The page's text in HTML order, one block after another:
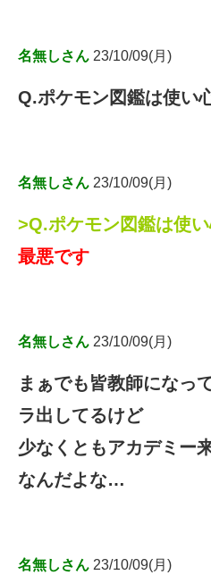
名無しさん 23/10/09(月)
Q.ポケモン図鑑は使い
名無しさん 23/10/09(月)
>Q.ポケモン図鑑は使
最悪です
名無しさん 23/10/09(月)
まぁでも皆教師になっ
ラ出してるけど
少なくともアカデミー
なんだよな…
名無しさん 23/10/09(月)